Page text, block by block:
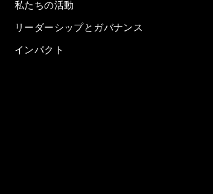
私たちの活動
リーダーシップとガバナンス
インパクト